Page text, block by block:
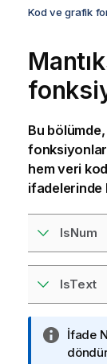
Kod ve grafik
Bu
fonksiyonlar
hemveri
ifadelerinde
IsNum
IsText
B
i
İfade